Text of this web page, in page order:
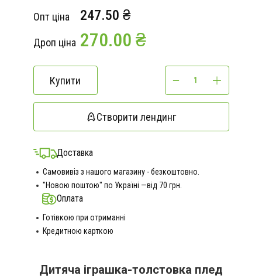
Опт ціна 247.50 ₴
Дроп ціна 270.00 ₴
Купити
Створити лендинг
Доставка
Самовивіз з нашого магазину - безкоштовно.
"Новою поштою" по Україні —від 70 грн.
Оплата
Готівкою при отриманні
Кредитною карткою
Дитяча іграшка-толстовка плед